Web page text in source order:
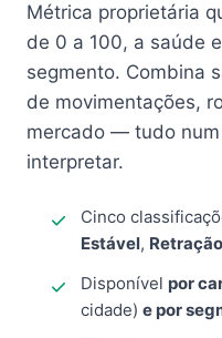
Métrica proprietária
de 0 a 100, a saúde
segmento. Combina
de movimentações,
mercado — tudo
interpretar.
Cinco
Estável, Retração
Disponível por
cidade) e por